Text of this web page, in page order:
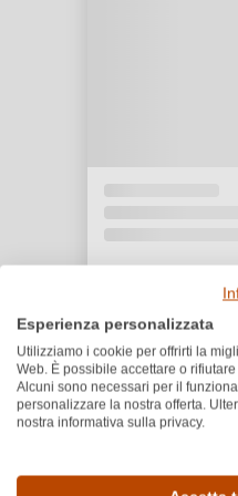
Esperienza personalizzata
Utilizziamo i cookie per offrirti la
Web. È possibile accettare o
Alcuni sono necessari per il
personalizzare la nostra offerta.
nostra informativa sulla privacy.